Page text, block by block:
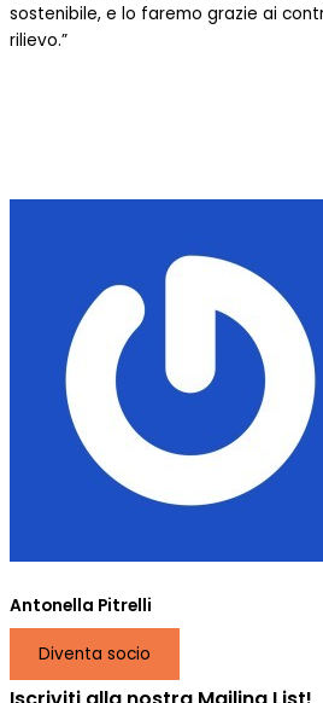
sostenibile, e lo faremo grazie ai
rilievo.”
Antonella Pitrelli
Diventa socio